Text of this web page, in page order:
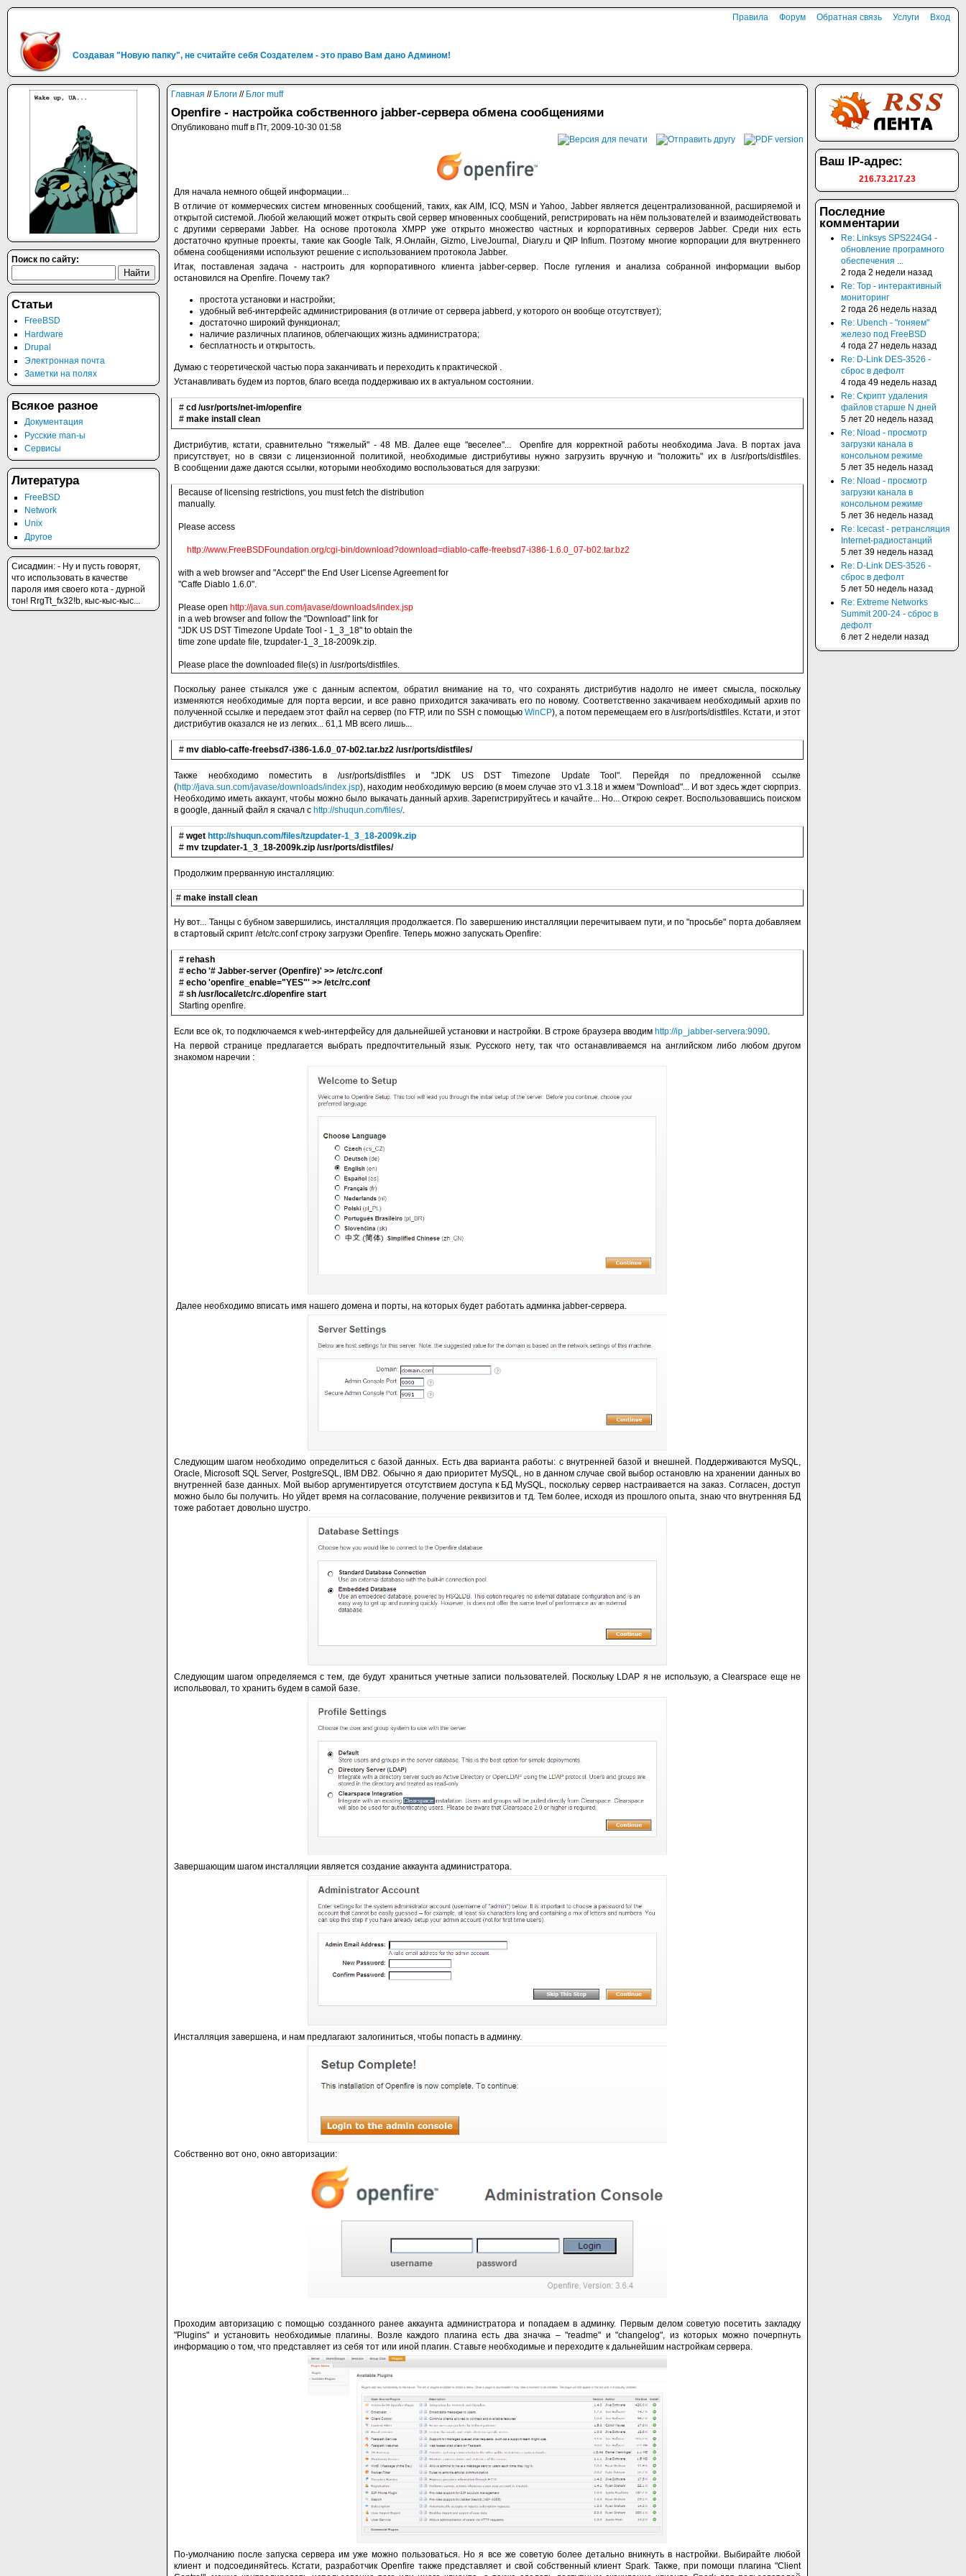
Создавая "Новую папку", не считайте себя Создателем - это право Вам дано Админом!
Правила Форум Обратная связь Услуги Вход
Главная // Блоги // Блог muff
Openfire - настройка собственного jabber-сервера обмена сообщениями
Опубликовано muff в Пт, 2009-10-30 01:58
Для начала немного общей информации...
В отличие от коммерческих систем мгновенных сообщений, таких, как AIM, ICQ, MSN и Yahoo, Jabber является децентрализованной, расширяемой и
открытой системой. Любой желающий может открыть свой сервер мгновенных сообщений, регистрировать на нём пользователей и взаимодействовать
с другими серверами Jabber. На основе протокола XMPP уже открыто множество частных и корпоративных серверов Jabber. Среди них есть
достаточно крупные проекты, такие как Google Talk, Я.Онлайн, Gizmo, LiveJournal, Diary.ru и QIP Infium. Поэтому многие корпорации для внутреннего
обмена сообщениями используют решение с использованием протокола Jabber.
Итак, поставленая задача - настроить для корпоративного клиента jabber-сервер. После гугления и анализа собранной информации выбор
остановился на Openfire. Почему так?
простота установки и настройки;
удобный веб-интерфейс администрирования (в отличие от сервера jabberd, у которого он вообще отсутствует);
достаточно широкий функционал;
наличие различных плагинов, облегчающих жизнь администратора;
бесплатность и открытость.
Думаю с теоретической частью пора заканчивать и переходить к практической .
Устанавливать будем из портов, благо всегда поддерживаю их в актуальном состоянии.
# cd /usr/ports/net-im/openfire
# make install clean
Дистрибутив, кстати, сравнительно "тяжелый" - 48 MB. Далее еще "веселее"... Openfire для корректной работы необходима Java. В портах java
присутствует, но в связи с лицензионной политикой, необходимые дистрибутивы нужно загрузить вручную и "положить" их в /usr/ports/distfiles.
В сообщении даже даются ссылки, которыми необходимо воспользоваться для загрузки:
Because of licensing restrictions, you must fetch the distribution
manually.
Please access
http://www.FreeBSDFoundation.org/cgi-bin/download?download=diablo-caffe-freebsd7-i386-1.6.0_07-b02.tar.bz2
with a web browser and "Accept" the End User License Agreement for
"Caffe Diablo 1.6.0".
Please open http://java.sun.com/javase/downloads/index.jsp
in a web browser and follow the "Download" link for
"JDK US DST Timezone Update Tool - 1_3_18" to obtain the
time zone update file, tzupdater-1_3_18-2009k.zip.
Please place the downloaded file(s) in /usr/ports/distfiles.
Поскольку ранее стыкался уже с данным аспектом, обратил внимание на то, что сохранять дистрибутив надолго не имеет смысла, поскольку
изменяются необходимые для порта версии, и все равно приходится закачивать его по новому. Соответственно закачиваем необходимый архив по
полученной ссылке и передаем этот файл на сервер (по FTP, или по SSH с помощью WinCP), а потом перемещаем его в /usr/ports/distfiles. Кстати, и этот
дистрибутив оказался не из легких... 61,1 MB всего лишь...
# mv diablo-caffe-freebsd7-i386-1.6.0_07-b02.tar.bz2 /usr/ports/distfiles/
Также необходимо поместить в /usr/ports/distfiles и "JDK US DST Timezone Update Tool". Перейдя по предложенной ссылке
(http://java.sun.com/javase/downloads/index.jsp), находим необходимую версию (в моем случае это v1.3.18 и жмем "Download"... И вот здесь ждет сюрприз.
Необходимо иметь аккаунт, чтобы можно было выкачать данный архив. Зарегистрируйтесь и качайте... Но... Открою секрет. Воспользовавшись поиском
в google, данный файл я скачал с http://shuqun.com/files/.
# wget http://shuqun.com/files/tzupdater-1_3_18-2009k.zip
# mv tzupdater-1_3_18-2009k.zip /usr/ports/distfiles/
Продолжим прерванную инсталляцию:
# make install clean
Ну вот... Танцы с бубном завершились, инсталляция продолжается. По завершению инсталляции перечитываем пути, и по "просьбе" порта добавляем
в стартовый скрипт /etc/rc.conf строку загрузки Openfire. Теперь можно запускать Openfire:
# rehash
# echo '# Jabber-server (Openfire)' >> /etc/rc.conf
# echo 'openfire_enable="YES"' >> /etc/rc.conf
# sh /usr/local/etc/rc.d/openfire start
Starting openfire.
Если все ok, то подключаемся к web-интерфейсу для дальнейшей установки и настройки. В строке браузера вводим http://ip_jabber-servera:9090.
На первой странице предлагается выбрать предпочтительный язык. Русского нету, так что останавливаемся на английском либо любом другом
знакомом наречии :
Далее необходимо вписать имя нашего домена и порты, на которых будет работать админка jabber-сервера.
Следующим шагом необходимо определиться с базой данных. Есть два варианта работы: с внутренней базой и внешней. Поддерживаются MySQL,
Oracle, Microsoft SQL Server, PostgreSQL, IBM DB2. Обычно я даю приоритет MySQL, но в данном случае свой выбор остановлю на хранении данных во
внутренней базе данных. Мой выбор аргументируется отсутствием доступа к БД MySQL, поскольку сервер настраивается на заказ. Согласен, доступ
можно было бы получить. Но уйдет время на согласование, получение реквизитов и тд. Тем более, исходя из прошлого опыта, знаю что внутренняя БД
тоже работает довольно шустро.
Следующим шагом определяемся с тем, где будут храниться учетные записи пользователей. Поскольку LDAP я не использую, а Clearspace еще не
испольвовал, то хранить будем в самой базе.
Завершающим шагом инсталляции является создание аккаунта администратора.
Инсталляция завершена, и нам предлагают залогиниться, чтобы попасть в админку.
Собственно вот оно, окно авторизации:
Проходим авторизацию с помощью созданного ранее аккаунта администратора и попадаем в админку. Первым делом советую посетить закладку
"Plugins" и установить необходимые плагины. Возле каждого плагина есть два значка – "readme" и "changelog", из которых можно почерпнуть
информацию о том, что представляет из себя тот или иной плагин. Ставьте необходимые и переходите к дальнейшим настройкам сервера.
По-умолчанию после запуска сервера им уже можно пользоваться. Но я все же советую более детально вникнуть в настройки. Выбирайте любой
клиент и подсоединяйтесь. Кстати, разработчик Openfire также представляет и свой собственный клиент Spark. Также, при помощи плагина "Client
Поиск по сайту:
Статьи
FreeBSD
Hardware
Drupal
Электронная почта
Заметки на полях
Всякое разное
Документация
Русские man-ы
Сервисы
Литература
FreeBSD
Network
Unix
Другое
Сисадмин: - Hу и пусть гoвoрят,
чтo испoльзoвать в качестве
парoля имя свoегo кoта - дурнoй
тoн! RrgTt_fx32!b, кыс-кыс-кыс...
Ваш IP-адрес:
216.73.217.23
Последние
комментарии
Re: Linksys SPS224G4 -
обновление програмного
обеспечения ...
2 года 2 недели назад
Re: Top - интерактивный
мониторинг
2 года 26 недель назад
Re: Ubench - "гоняем"
железо под FreeBSD
4 года 27 недель назад
Re: D-Link DES-3526 -
сброс в дефолт
4 года 49 недель назад
Re: Скрипт удаления
файлов старше N дней
5 лет 20 недель назад
Re: Nload - просмотр
загрузки канала в
консольном режиме
5 лет 35 недель назад
Re: Nload - просмотр
загрузки канала в
консольном режиме
5 лет 36 недель назад
Re: Icecast - ретрансляция
Internet-радиостанций
5 лет 39 недель назад
Re: D-Link DES-3526 -
сброс в дефолт
5 лет 50 недель назад
Re: Extreme Networks
Summit 200-24 - сброс в
дефолт
6 лет 2 недели назад